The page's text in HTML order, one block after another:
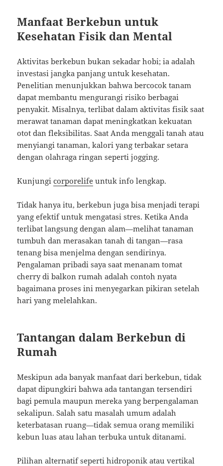
Manfaat Berkebun untuk
Kesehatan Fisik dan Mental
Aktivitas berkebun bukan sekadar hobi; ia adalah
investasi jangka panjang untuk kesehatan.
Penelitian menunjukkan bahwa bercocok tanam
dapat membantu mengurangi risiko berbagai
penyakit. Misalnya, terlibat dalam aktivitas fisik saat
merawat tanaman dapat meningkatkan kekuatan
otot dan fleksibilitas. Saat Anda menggali tanah atau
menyiangi tanaman, kalori yang terbakar setara
dengan olahraga ringan seperti jogging.
Kunjungicorporelife untuk info lengkap.
Tidak hanya itu, berkebun juga bisa menjadi terapi
yang efektif untuk mengatasi stres. Ketika Anda
terlibat langsung dengan alam—melihat tanaman
tumbuh dan merasakan tanah di tangan—rasa
tenang bisa menjelma dengan sendirinya.
Pengalaman pribadi saya saat menanam tomat
cherry di balkon rumah adalah contoh nyata
bagaimana proses ini menyegarkan pikiran setelah
hari yang melelahkan.
Tantangan dalam Berkebun di
Rumah
Meskipun ada banyak manfaat dari berkebun, tidak
dapat dipungkiri bahwa ada tantangan tersendiri
bagi pemula maupun mereka yang berpengalaman
sekalipun. Salah satu masalah umum adalah
keterbatasan ruang—tidak semua orang memiliki
kebun luas atau lahan terbuka untuk ditanami.
Pilihan alternatif seperti hidroponik atau vertikal